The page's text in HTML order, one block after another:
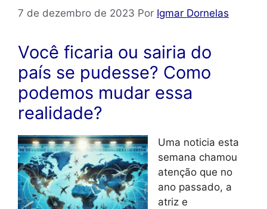
7 de dezembro de 2023 Por Igmar Dornelas
Você ficaria ou sairia do
país se pudesse? Como
podemos mudar essa
realidade?
Uma noticia esta
semana chamou
atenção que no
ano passado, a
atriz e